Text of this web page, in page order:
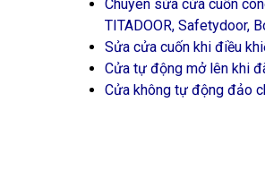
Chuyên sửa cửa cuốn
TITADOOR, Safetydoor,
Sửa cửa cuốn khi điều
Cửa tự động mở lên khi
Cửa không tự động đảo